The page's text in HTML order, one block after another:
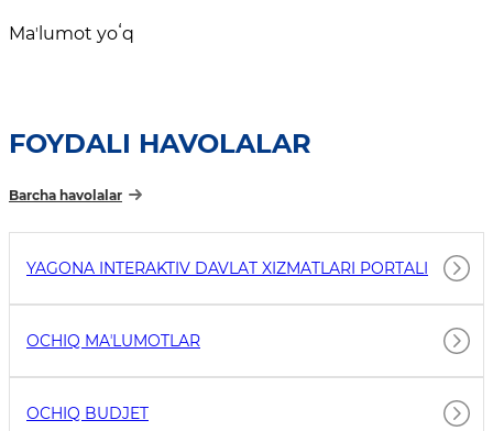
Maʼlumot yoʻq
FOYDALI HAVOLALAR
Barcha havolalar
YAGONA INTERAKTIV DAVLAT XIZMATLARI PORTALI
OCHIQ MAʼLUMOTLAR
OCHIQ BUDJET